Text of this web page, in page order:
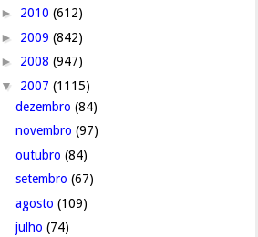
► 2010 (612)
► 2009 (842)
► 2008 (947)
▼ 2007 (1115)
dezembro (84)
novembro (97)
outubro (84)
setembro (67)
agosto (109)
julho (74)